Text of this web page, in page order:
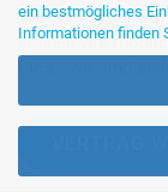
ein bestmögliches
Informationen finden
Wir denken für
schnell wie
Sie's - wir sind
VERTRAG